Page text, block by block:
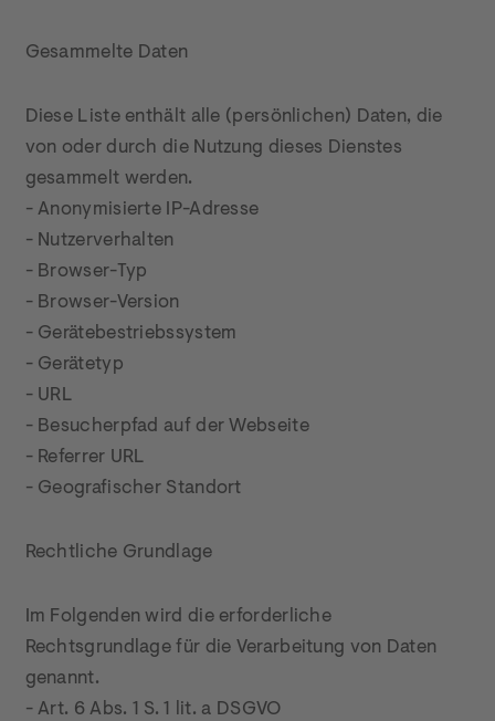
Gesammelte Daten
Diese Liste enthält alle (persönlichen) Daten, die
von oder durch die Nutzung dieses Dienstes
gesammelt werden.
- Anonymisierte IP-Adresse
- Nutzerverhalten
- Browser-Typ
- Browser-Version
- Gerätebestriebssystem
- Gerätetyp
- URL
- Besucherpfad auf der Webseite
- Referrer URL
- Geografischer Standort
Rechtliche Grundlage
Im Folgenden wird die erforderliche
Rechtsgrundlage für die Verarbeitung von Daten
genannt.
- Art. 6 Abs. 1 S. 1 lit. a DSGVO